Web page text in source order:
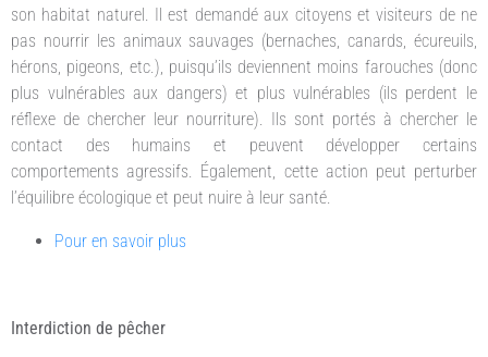
son habitat naturel. Il est demandé aux citoyens et visiteurs de ne
pas nourrir les animaux sauvages (bernaches, canards, écureuils,
hérons, pigeons, etc.), puisqu’ils deviennent moins farouches (donc
plus vulnérables aux dangers) et plus vulnérables (ils perdent le
réflexe de chercher leur nourriture). Ils sont portés à chercher le
contact des humains et peuvent développer certains
comportements agressifs. Également, cette action peut perturber
l’équilibre écologique et peut nuire à leur santé.
Pour en savoir plus
Interdiction de pêcher